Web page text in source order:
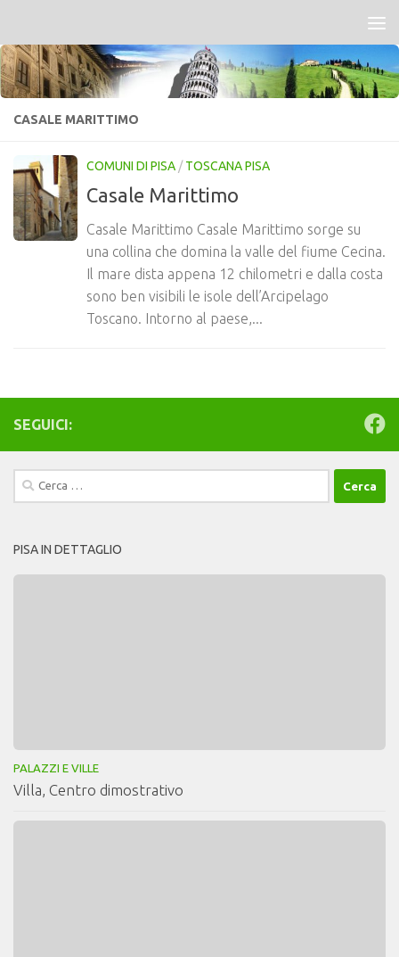
CASALE MARITTIMO
COMUNI DI PISA /TOSCANA PISA
Casale Marittimo
Casale Marittimo Casale Marittimo sorge su
una collina che domina la valle del fiume Cecina.
Il mare dista appena 12 chilometri e dalla costa
sono ben visibili le isole dell’Arcipelago
Toscano. Intorno al paese,...
SEGUICI:
Ricerca
per:
PISA IN DETTAGLIO
PALAZZI E VILLE
Villa, Centro dimostrativo